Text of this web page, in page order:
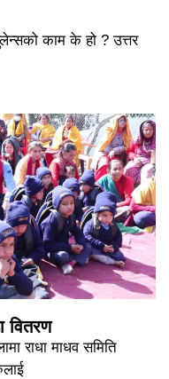
काम के हो ? उत्तर
वितरण
राधा माधव समिति